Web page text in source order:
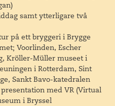
Haags mest välbärgade
och konstmuseet i
Huvudsyftet för
konst, vilket de gör
men framförallt på de
strävar efter att vara
omgivning. En
och natur och en plats där
samt ytterligare två
på ett bryggeri i Brygge
Voorlinden, Escher
Kröller-Müller museet i
i Rotterdam, Sint
Sankt Bavo-katedralen
med VR (Virtual
i Bryssel